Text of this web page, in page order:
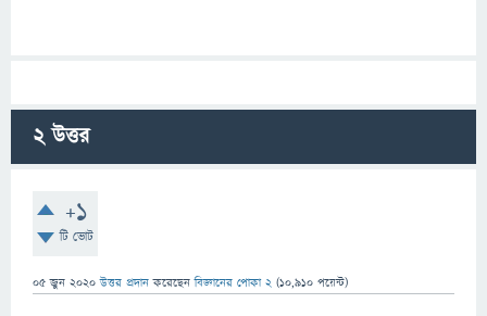
2উত্তর
+1
টি ভোট
05 জুন 2020 উত্তর প্রদান করেছেনবিজ্ঞানের পোকা 2 (10,910 পয়েন্ট)